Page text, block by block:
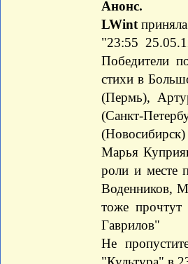
Анонс.
LWint
"23:55
Победители
стихи в
(Пермь),
(Санкт-
Марья
роли и месте
Воденников,
тоже
Гаврилов"
Не